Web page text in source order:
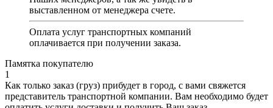
выставленном от менеджера счете.
Оплата услуг транспортных компаний
оплачивается при получении заказа.
Памятка покупателю
1
Как только заказ (груз) прибудет в город, с вами свяжется
представитель транспортной компании. Вам необходимо будет